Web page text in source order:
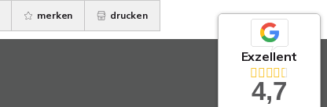
merken drucken
Exzellent
4,7